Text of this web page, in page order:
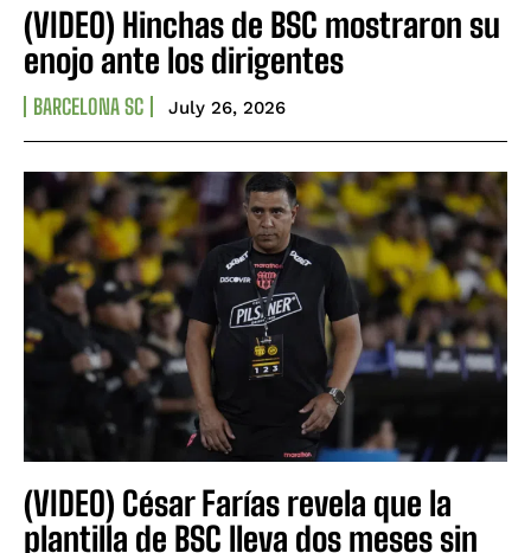
(VIDEO) Hinchas de BSC mostraron su
enojo ante los dirigentes
BARCELONA SC July 26, 2026
(VIDEO) César Farías revela que la
plantilla de BSC lleva dos meses sin